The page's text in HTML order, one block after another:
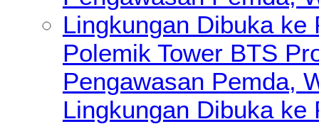
Polemik Tower BTS
Pengawasan Pemda,
Lingkungan Dibuka ke